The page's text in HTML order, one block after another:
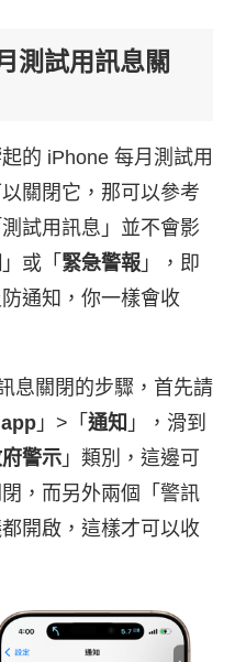
測試用訊息關
的 iPhone 每月測試用
關閉它，那可以參考
試用訊息」並不會影
」或「 緊急警報 」，即
通知，你一樣會收
息關閉的步驟，首先請
」>「 通知 」，滑到
警示 」類別，這邊可
閉，而另外兩個「警訊
開啟，這樣才可以收